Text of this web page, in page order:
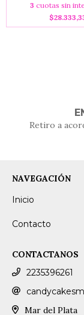
3 cuotas sin
Retiro a
NAVEGACIÓN
Inicio
Contacto
CONTACTANOS
2235396261
Mar del Plata